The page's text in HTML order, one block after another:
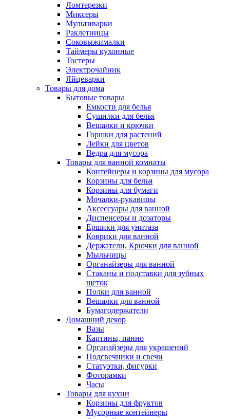
Ломтерезки
Миксеры
Мультиварки
Раклетницы
Соковыжималки
Таймеры кухонные
Тостеры
Электрочайник
Яйцеварки
Товары для дома
Бытовые товары
Емкости для белья
Сушилки для белья
Вешалки и крючки
Горшки для растений
Лейки для цветов
Ведра для мусора
Товары для ванной комнаты
Контейнеры и корзины для мусора
Корзины для белья
Корзины для бумаги
Мочалки-рукавицы
Аксессуары для ванной
Диспенсеры и дозаторы
Ершики для унитаза
Коврики для ванной
Держатели, Крючки для ванной
Мыльницы
Органайзеры для ванной
Стаканы и подставки для зубных
щеток
Полки для ванной
Вешалки для ванной
Бумагодержатели
Домашний декор
Вазы
Картины, панно
Органайзеры для украшений
Подсвечники и свечи
Статуэтки, фигурки
Фоторамки
Часы
Товары для кухни
Корзины для фруктов
Мусорные контейнеры